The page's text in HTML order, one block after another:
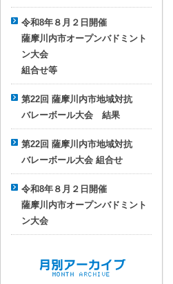
令和8年８月２日開催
薩摩川内市オープンバドミント
ン大会
組合せ等
第22回 薩摩川内市地域対抗
バレーボール大会 結果
第22回 薩摩川内市地域対抗
バレーボール大会 組合せ
令和8年８月２日開催
薩摩川内市オープンバドミント
ン大会